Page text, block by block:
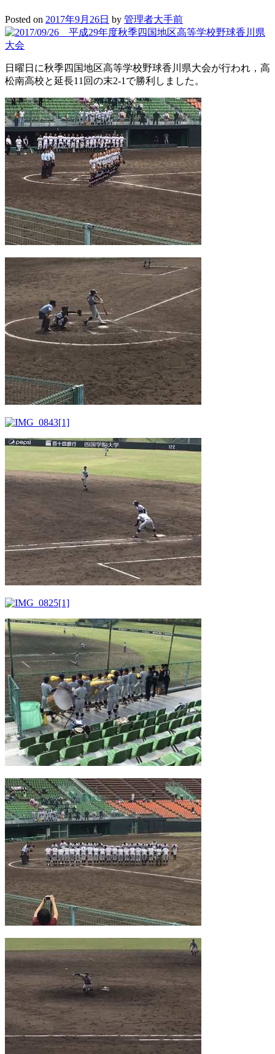
ﾃﾞ
ｨ･
ｰ
ﾄ
（NSS)
Posted on 2017年9月26日 by 管理者大手前
日曜日に秋季四国地区高等学校野球香川県大会が行われ，高
松南高校と延長11回の末2-1で勝利しました。